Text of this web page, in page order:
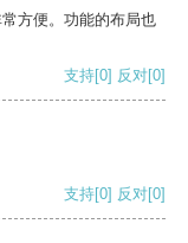
方便。功能的布局也
支持[0] 反对[0]
支持[0] 反对[0]